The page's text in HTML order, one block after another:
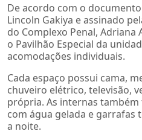
De acordo com o
Lincoln Gakiya e assinado
do Complexo Penal,
o Pavilhão Especial da
acomodações individuais.
Cada espaço possui cama,
chuveiro elétrico, televisão,
própria. As internas
com água gelada e garrafas
a noite.